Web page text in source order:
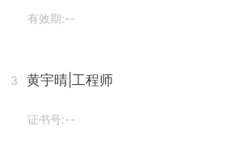
有效期:--
3 黄宇晴 |工程师
证书号:--